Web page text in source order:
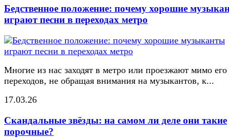
Бедственное положение: почему хорошие
играют песни в переходах метро
Многие из нас заходят в метро или проезжают мимо его
переходов, не обращая внимания на музыкантов, к...
17.03.26
Скандальные звёзды: на самом ли деле они такие
порочные?